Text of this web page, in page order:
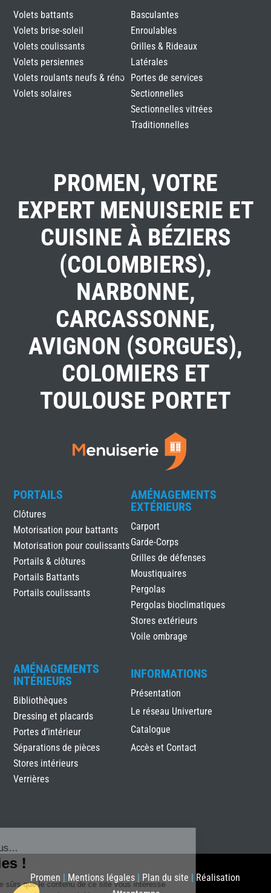
Volets battants
Volets brise-soleil
Volets coulissants
Volets persiennes
Volets roulants neufs & réno
Volets solaires
Basculantes
Enroulables
Grilles & Rideaux
Latérales
Portes de services
Sectionnelles
Sectionnelles vitrées
Traditionnelles
PROMEN, VOTRE
EXPERT MENUISERIE ET
CUISINE À BÉZIERS
(COLOMBIERS),
NARBONNE,
CARCASSONNE,
AVIGNON (SORGUES),
COLOMIERS ET
TOULOUSE PORTET
PORTAILS
Clôtures
Motorisation pour battants
Motorisation pour coulissants
Portails & clôtures
Portails Battants
Portails coulissants
AMÉNAGEMENTS
EXTÉRIEURS
Carport
Garde-Corps
Grilles de défenses
Moustiquaires
Pergolas
Pergolas bioclimatiques
Stores extérieurs
Voile ombrage
AMÉNAGEMENTS
INTÉRIEURS
Bibliothèques
Dressing et placards
Portes d’intérieur
Séparations de pièces
Stores intérieurs
Verrières
INFORMATIONS
Présentation
Le réseau Univerture
Catalogue
Accès et Contact
Promen Mentions légales Plan du site
Réalisation
Salut c'est nous...
les Cookies !
On a attendu d'être sûrs que le contenu de ce site vous intéresse